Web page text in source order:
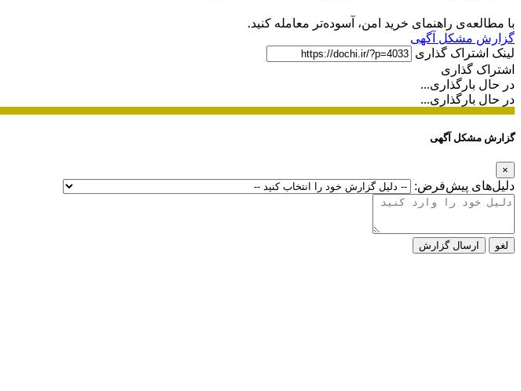
با مطالعه‌ی راهنمای خرید امن، آسوده‌تر معامله کنید.
گزارش مشکل آگهی
لینک اشتراک گذاری
اشتراک گذاری
در حال بارگذاری...
در حال بارگذاری...
گزارش مشکل آگهی
×
دلیل‌های پیش‌فرض:
لغو ارسال گزارش